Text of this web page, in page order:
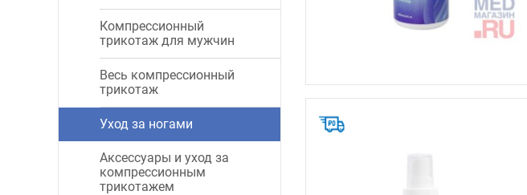
Компрессионный
трикотаж для мужчин
Весь компрессионный
трикотаж
Уход за ногами
Аксессуары и уход за
компрессионным
трикотажем